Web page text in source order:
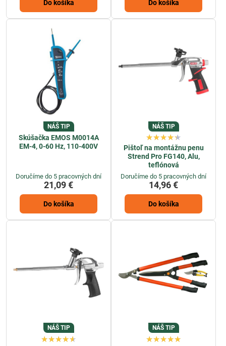
Do košíka Do košíka
NÁŠ TIP
Skúšačka EMOS M0014A
EM-4, 0-60 Hz, 110-400V
Doručíme do 5 pracovných dní
21,09 €
Do košíka
NÁŠ TIP
Pištoľ na montážnu penu
Strend Pro FG140, Alu,
teflónová
Doručíme do 5 pracovných dní
14,96 €
Do košíka
NÁŠ TIP NÁŠ TIP